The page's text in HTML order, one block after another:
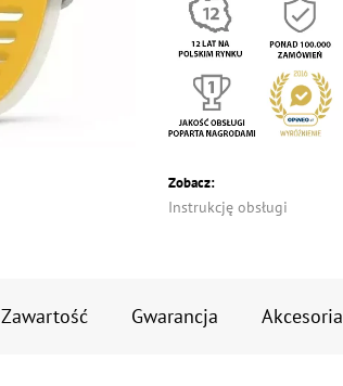
Zobacz:
Instrukcję obsługi
Zawartość Gwarancja Akcesoria